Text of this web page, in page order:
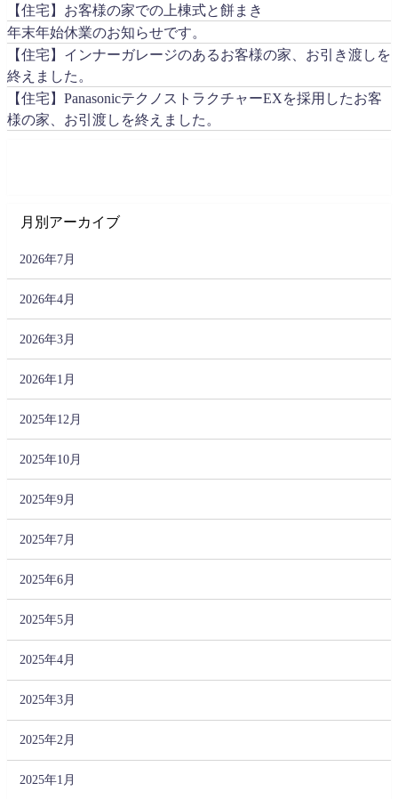
【住宅】お客様の家での上棟式と餅まき
年末年始休業のお知らせです。
【住宅】インナーガレージのあるお客様の家、お引き渡しを
終えました。
【住宅】PanasonicテクノストラクチャーEXを採用したお客
様の家、お引渡しを終えました。
月別アーカイブ
2026年7月
2026年4月
2026年3月
2026年1月
2025年12月
2025年10月
2025年9月
2025年7月
2025年6月
2025年5月
2025年4月
2025年3月
2025年2月
2025年1月